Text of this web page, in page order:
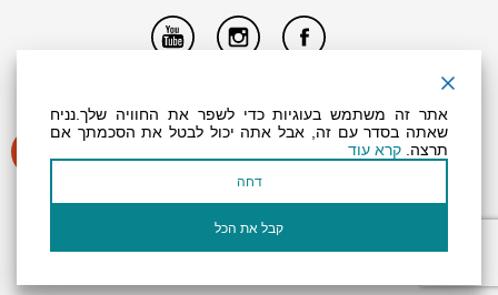
جميع الحقوق محفوظة لـ "أرض (منطقة) البحر الميت ©
אתר זה משתמש בעוגיות כדי לשפר את החוויה שלך.נניח
שאתה בסדר עם זה, אבל אתה יכול לבטל את הסכמתך אם
תרצה. קרא עוד
דחה
קבל את הכל